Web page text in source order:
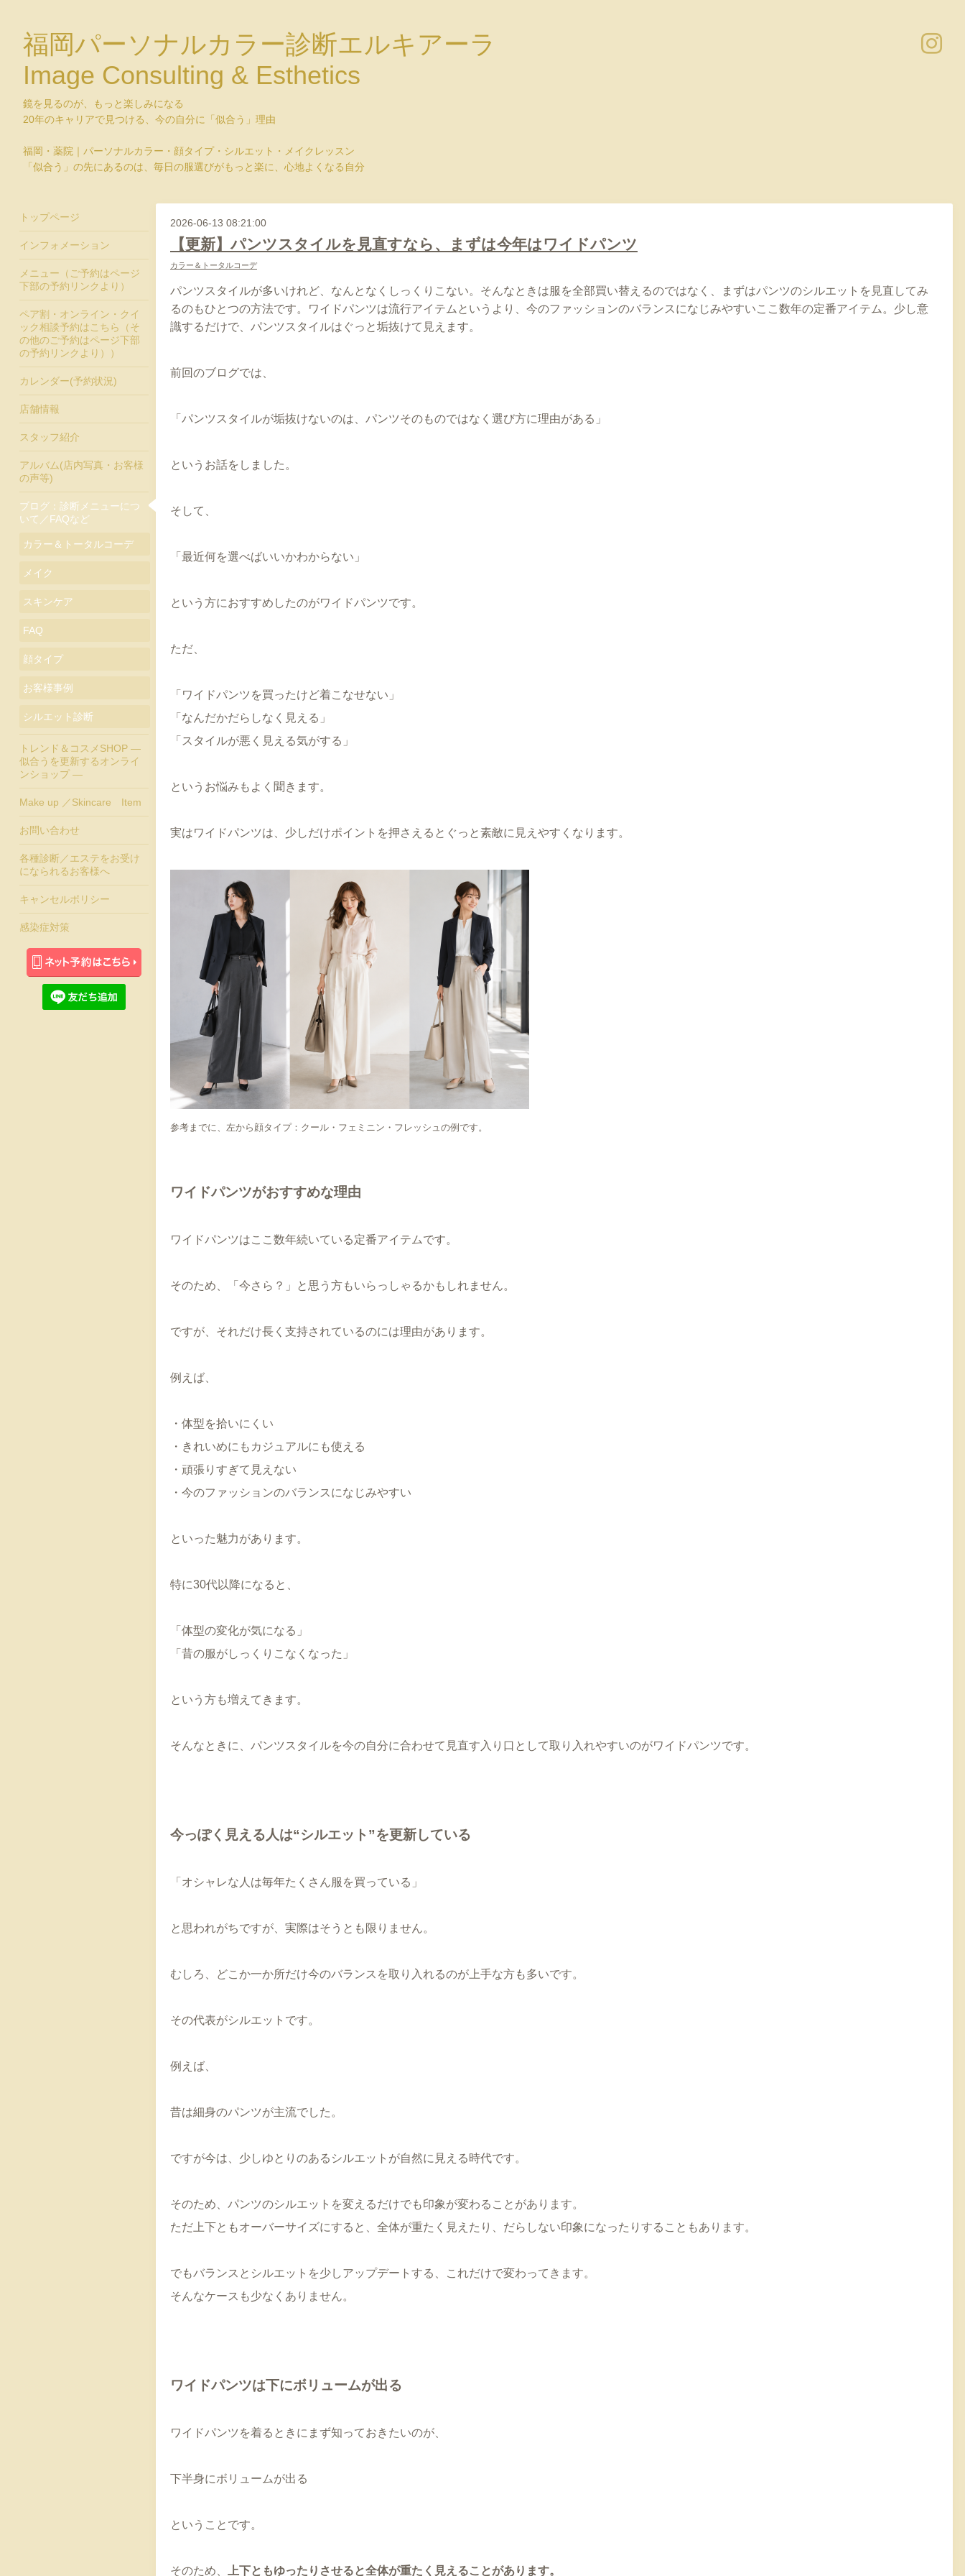
福岡パーソナルカラー診断エルキアーラ
Image Consulting & Esthetics
鏡を見るのが、もっと楽しみになる
20年のキャリアで見つける、今の自分に「似合う」理由
福岡・薬院｜パーソナルカラー・顔タイプ・シルエット・メイクレッスン
「似合う」の先にあるのは、毎日の服選びがもっと楽に、心地よくなる自分
2026-06-13 08:21:00
【更新】パンツスタイルを見直すなら、まずは今年はワイドパンツ
カラー＆トータルコーデ
パンツスタイルが多いけれど、なんとなくしっくりこない。そんなときは服を全部買い替えるのではなく、まずはパンツのシルエットを見直してみ
るのもひとつの方法です。ワイドパンツは流行アイテムというより、今のファッションのバランスになじみやすいここ数年の定番アイテム。少し意
識するだけで、パンツスタイルはぐっと垢抜けて見えます。
前回のブログでは、
「パンツスタイルが垢抜けないのは、パンツそのものではなく選び方に理由がある」
というお話をしました。
そして、
「最近何を選べばいいかわからない」
という方におすすめしたのがワイドパンツです。
ただ、
「ワイドパンツを買ったけど着こなせない」
「なんだかだらしなく見える」
「スタイルが悪く見える気がする」
というお悩みもよく聞きます。
実はワイドパンツは、少しだけポイントを押さえるとぐっと素敵に見えやすくなります。
参考までに、左から顔タイプ：クール・フェミニン・フレッシュの例です。
ワイドパンツがおすすめな理由
ワイドパンツはここ数年続いている定番アイテムです。
そのため、「今さら？」と思う方もいらっしゃるかもしれません。
ですが、それだけ長く支持されているのには理由があります。
例えば、
・体型を拾いにくい
・きれいめにもカジュアルにも使える
・頑張りすぎて見えない
・今のファッションのバランスになじみやすい
といった魅力があります。
特に30代以降になると、
「体型の変化が気になる」
「昔の服がしっくりこなくなった」
という方も増えてきます。
そんなときに、パンツスタイルを今の自分に合わせて見直す入り口として取り入れやすいのがワイドパンツです。
今っぽく見える人は“シルエット”を更新している
「オシャレな人は毎年たくさん服を買っている」
と思われがちですが、実際はそうとも限りません。
むしろ、どこか一か所だけ今のバランスを取り入れるのが上手な方も多いです。
その代表がシルエットです。
例えば、
昔は細身のパンツが主流でした。
ですが今は、少しゆとりのあるシルエットが自然に見える時代です。
そのため、パンツのシルエットを変えるだけでも印象が変わることがあります。
ただ上下ともオーバーサイズにすると、全体が重たく見えたり、だらしない印象になったりすることもあります。
でもバランスとシルエットを少しアップデートする、これだけで変わってきます。
そんなケースも少なくありません。
ワイドパンツは下にボリュームが出る
ワイドパンツを着るときにまず知っておきたいのが、
下半身にボリュームが出る
ということです。
そのため、 上下ともゆったりさせると全体が重たく見えることがあります。
トップページ
インフォメーション
メニュー（ご予約はページ
下部の予約リンクより）
ペア割・オンライン・クイ
ック相談予約はこちら（そ
の他のご予約はページ下部
の予約リンクより））
カレンダー(予約状況)
店舗情報
スタッフ紹介
アルバム(店内写真・お客様
の声等)
ブログ：診断メニューにつ
いて／FAQなど
カラー＆トータルコーデ
メイク
スキンケア
FAQ
顔タイプ
お客様事例
シルエット診断
トレンド＆コスメSHOP ―
似合うを更新するオンライ
ンショップ ―
Make up ／Skincare Item
お問い合わせ
各種診断／エステをお受け
になられるお客様へ
キャンセルポリシー
感染症対策